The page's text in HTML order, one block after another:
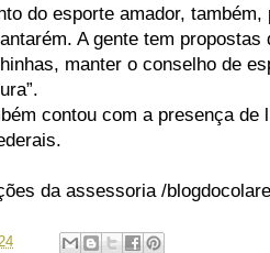
do esporte amador,
A gente tem
manter o conselho de
contou com a presença
da assessoria /